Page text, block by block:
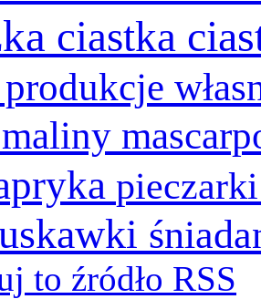
ciastka
maliny
to źródło RSS